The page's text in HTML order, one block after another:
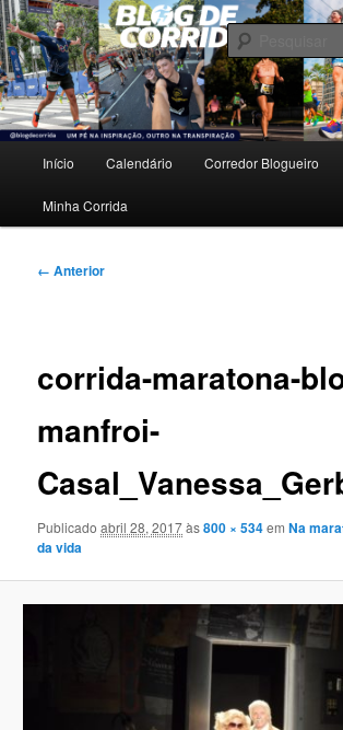
Pular
para
o
conteúdo
principalBlog de Corrida
Um pé na inspiração, outro na transpiração.
principal
Início Calendário Corredor Blogueiro
Minha Corrida
Navegação
← Anterior
corrida-maratona-
manfroi-
Publicadoabril 28, 2017às800 × 534emNa
da vida